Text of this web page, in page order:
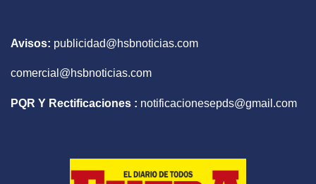
Avisos: publicidad@hsbnoticias.com
comercial@hsbnoticias.com
PQR Y Rectificaciones : notificacionesepds@gmail.com